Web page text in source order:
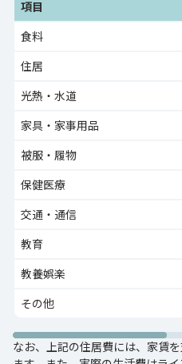
項目
食料
住居
光熱・水道
家具・家事用品
被服・履物
保健医療
交通・通信
教育
教養娯楽
その他
なお、上記の住居費には、家賃